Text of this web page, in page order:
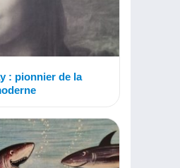
: pionnier de la